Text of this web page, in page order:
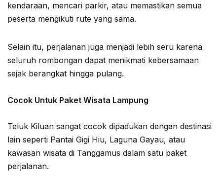
kendaraan, mencari parkir, atau memastikan semua
peserta mengikuti rute yang sama.
Selain itu, perjalanan juga menjadi lebih seru karena
seluruh rombongan dapat menikmati kebersamaan
sejak berangkat hingga pulang.
Cocok Untuk Paket Wisata Lampung
Teluk Kiluan sangat cocok dipadukan dengan destinasi
lain seperti Pantai Gigi Hiu, Laguna Gayau, atau
kawasan wisata di Tanggamus dalam satu paket
perjalanan.